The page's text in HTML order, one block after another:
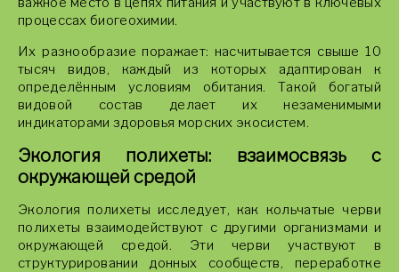
процессах биогеохимии.
Их разнообразие поражает: насчитывается свыше 10
тысяч видов, каждый из которых адаптирован к
определённым условиям обитания. Такой богатый
видовой состав делает их незаменимыми
индикаторами здоровья морских экосистем.
Экология полихеты: взаимосвязь с
окружающей средой
Экология полихеты исследует, как кольчатые черви
полихеты взаимодействуют с другими организмами и
окружающей средой. Эти черви участвуют в
структурировании донных сообществ, переработке